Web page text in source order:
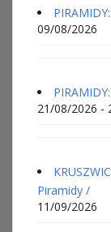
09/08/2026
21/08/2026 -
Piramidy /
11/09/2026